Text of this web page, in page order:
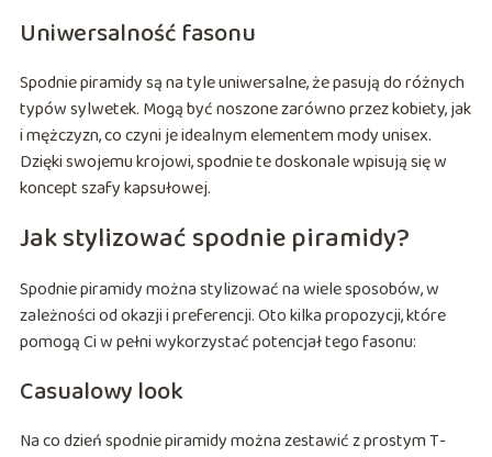
Uniwersalność fasonu
Spodnie piramidy są na tyle uniwersalne, że pasują do różnych
typów sylwetek. Mogą być noszone zarówno przez kobiety, jak
i mężczyzn, co czyni je idealnym elementem mody unisex.
Dzięki swojemu krojowi, spodnie te doskonale wpisują się w
koncept szafy kapsułowej.
Jak stylizować spodnie piramidy?
Spodnie piramidy można stylizować na wiele sposobów, w
zależności od okazji i preferencji. Oto kilka propozycji, które
pomogą Ci w pełni wykorzystać potencjał tego fasonu:
Casualowy look
Na co dzień spodnie piramidy można zestawić z prostym T-